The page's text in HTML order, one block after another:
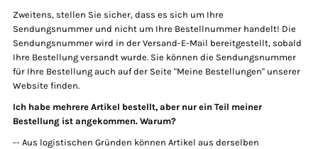
Zweitens, stellen Sie sicher, dass es sich um Ihre
Sendungsnummer und nicht um Ihre Bestellnummer handelt! Die
Sendungsnummer wird in der Versand-E-Mail bereitgestellt, sobald
Ihre Bestellung versandt wurde. Sie können die Sendungsnummer
für Ihre Bestellung auch auf der Seite "Meine Bestellungen" unserer
Website finden.
Ich habe mehrere Artikel bestellt, aber nur ein Teil meiner
Bestellung ist angekommen. Warum?
-- Aus logistischen Gründen können Artikel aus derselben